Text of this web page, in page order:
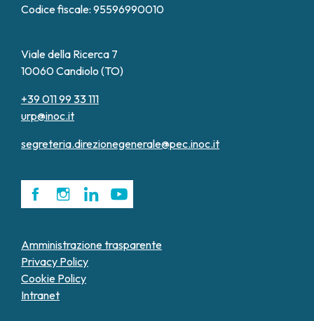
Codice fiscale: 95596990010
Viale della Ricerca 7
10060 Candiolo (TO)
+39 011 99 33 111
urp@inoc.it
segreteria.direzionegenerale@pec.inoc.it
Amministrazione trasparente
Privacy Policy
Cookie Policy
Intranet